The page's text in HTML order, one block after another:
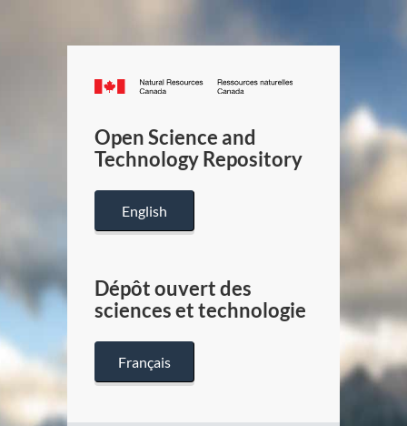
Canada.ca
/
Canada
Open Science and
Technology Repository
English
Dépôt ouvert des
sciences et technologie
Français